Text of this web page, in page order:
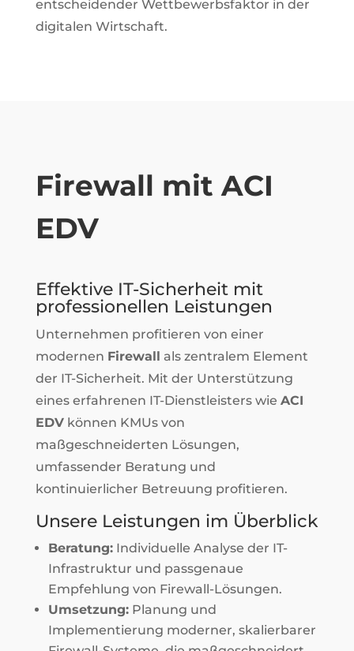
entscheidender Wettbewerbsfaktor in der
digitalen Wirtschaft.
Firewall mit ACI
EDV
Effektive IT-Sicherheit mit
professionellen Leistungen
Unternehmen profitieren von einer
modernen Firewall als zentralem Element
der IT-Sicherheit. Mit der Unterstützung
eines erfahrenen IT-Dienstleisters wie ACI
EDVkönnen KMUs von
maßgeschneiderten Lösungen,
umfassender Beratung und
kontinuierlicher Betreuung profitieren.
Unsere Leistungen im Überblick
Beratung:Individuelle Analyse der IT-
Infrastruktur und passgenaue
Empfehlung von Firewall-Lösungen.
Umsetzung:Planung und
Implementierung moderner, skalierbarer